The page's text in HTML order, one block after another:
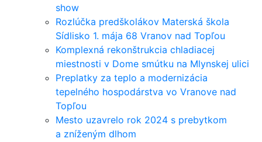
show
Rozlúčka predškolákov Materská škola
Sídlisko 1. mája 68 Vranov nad Topľou
Komplexná rekonštrukcia chladiacej
miestnosti v Dome smútku na Mlynskej ulici
Preplatky za teplo a modernizácia
tepelného hospodárstva vo Vranove nad
Topľou
Mesto uzavrelo rok 2024 s prebytkom
a zníženým dlhom